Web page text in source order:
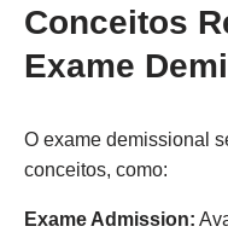
Conceitos
Exame
O exame demissional
conceitos, como:
Exame Admission: